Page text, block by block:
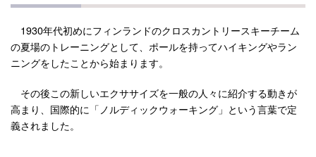
1930年代初めにフィンランドのクロスカントリースキーチーム
の夏場のトレーニングとして、ポールを持ってハイキングやラン
ニングをしたことから始まります。
その後この新しいエクササイズを一般の人々に紹介する動きが
高まり、国際的に「ノルディックウォーキング」という言葉で定
義されました。